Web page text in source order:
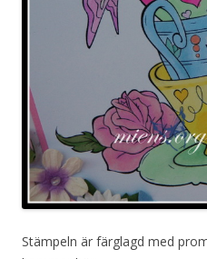
Stämpeln är färglagd med